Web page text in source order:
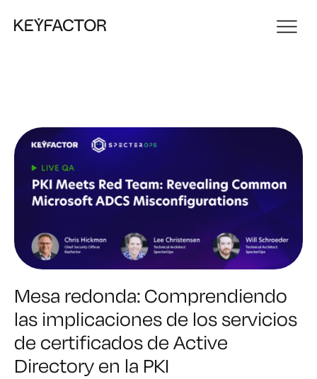
Mesa redonda: Comprendiendo
las implicaciones de los servicios
de certificados de Active
Directory en la PKI